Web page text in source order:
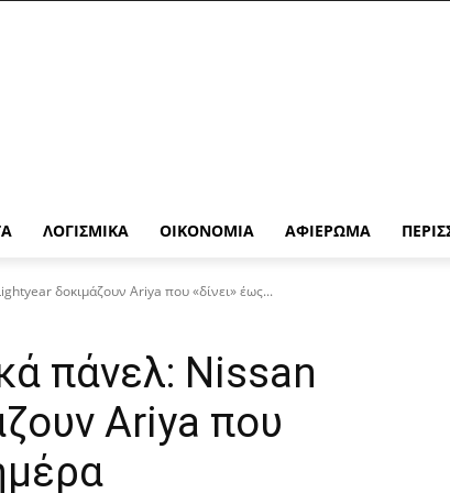
ΛΟΓΙΣΜΙΚΆ ΟΙΚΟΝΟΜΊΑ ΑΦΙΈΡΩΜΑ
δοκιμάζουν Ariya που «δίνει» έως...
πάνελ: Nissan
Ariya που